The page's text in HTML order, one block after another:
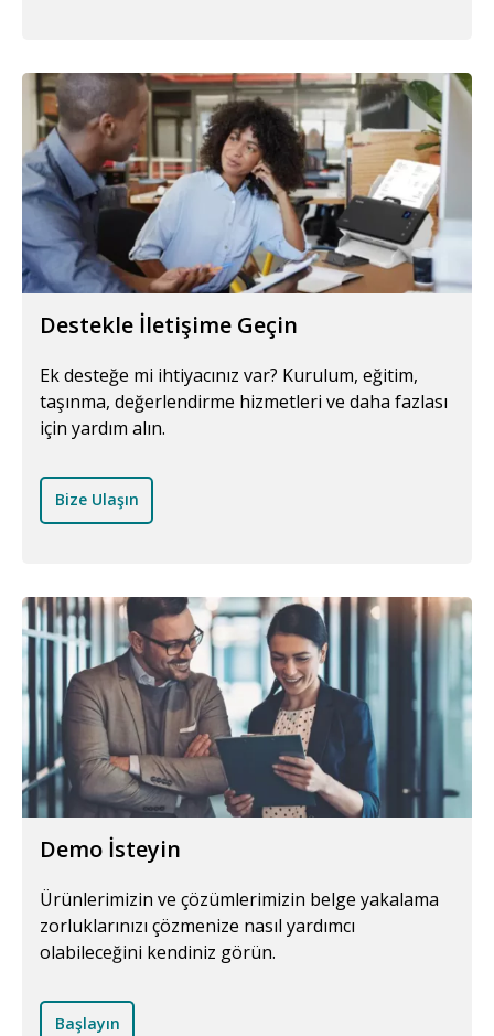
Destekle İletişime Geçin
Ek desteğe mi ihtiyacınız var? Kurulum, eğitim,
taşınma, değerlendirme hizmetleri ve daha fazlası
için yardım alın.
Bize Ulaşın
Demo İsteyin
Ürünlerimizin ve çözümlerimizin belge yakalama
zorluklarınızı çözmenize nasıl yardımcı
olabileceğini kendiniz görün.
Başlayın